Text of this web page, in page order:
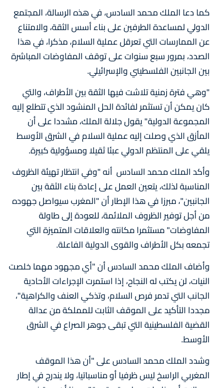
كما دعا الملك محمد السادس، في هذه الرسالة، المجتمع
الدولي لمساعدة الطرفين على بناء أسس الثقة، والامتناع
عن الممارسات التي تعرقل عملية السلام، مذكرا، في هذا
الصدد، بمرور سبع سنوات على توقف المفاوضات المباشرة
بين الجانبين الفلسطيني والإسرائيلي.
"وهي فترة زمنية تلاشت فيها الثقة بين الأطراف، والتي
كان يمكن أن تستثمر لفائدة الحل المنشود الذي تتطلع إليه
المجموعة الدولية" يقول جلالة الملك، مشددا على أن
المأزق الذي وصلت إليه عملية السلام في الشرق الأوسط
يلقي على المنتظم الدولي عبئا ثقيلا ومسؤولية كبيرة.
وأكد الملك محمد السادس أنه "وفي انتظار تهيئة الظروف
المناسبة لذلك، يتعين العمل على إعادة بناء الثقة بين
الجانبين"، مبرزا في هذا الإطار أن "المغرب سيواصل جهوده
من أجل توفير الظروف الملائمة، للعودة إلى طاولة
المفاوضات" مستثمرا مكانته والعلاقات المتميزة التي
تجمعه بكل الأطراف والقوى الدولية الفاعلة.
وأضاف الملك محمد السادس أن "أي مجهود مهما خلصت
النيات، لن يكتب له النجاح، إذا استمرت الإجراءات الأحادية
الجانب التي تدمر فرص السلام، وتذكي العنف والكراهية"،
مجددا التأكيد على الموقف الثابت للمملكة من عدالة
القضية الفلسطينية التي تبقى جوهر الصراع في الشرق
الأوسط.
وشدد الملك محمد السادس على "أن هذا الموقف
المغربي الراسخ ليس ظرفيا أو مناسباتيا، ولا يندرج في إطار